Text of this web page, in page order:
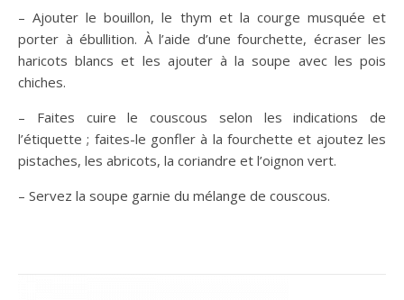
– Ajouter le bouillon, le thym et la courge musquée et
porter à ébullition. À l’aide d’une fourchette, écraser les
haricots blancs et les ajouter à la soupe avec les pois
chiches.
– Faites cuire le couscous selon les indications de
l’étiquette ; faites-le gonfler à la fourchette et ajoutez les
pistaches, les abricots, la coriandre et l’oignon vert.
– Servez la soupe garnie du mélange de couscous.